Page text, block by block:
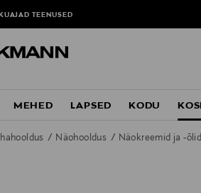
TEENUSED
MEHED LAPSED KODU
Näohooldus Näokreemid ja -õlid